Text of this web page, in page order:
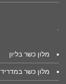
.
מלון כשר בליון
מלון כשר במדריד